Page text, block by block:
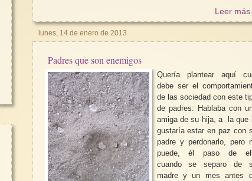
Leer
lunes, 14 de enero de 2013
Padres que son enemigos
Quería plantear aquí
debe ser el
de las sociedad con este
de padres: Hablaba con una
amiga de su hija, a la que
gustaría estar en paz con
padre y perdonarlo, pero
puede, él paso de
cuando se separo de
madre y un mes antes